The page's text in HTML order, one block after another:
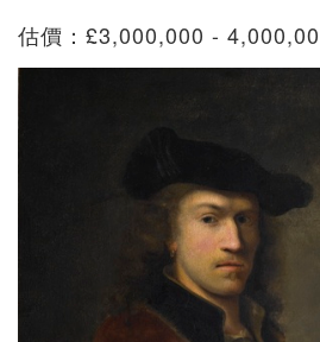
估價：£3,000,000 -